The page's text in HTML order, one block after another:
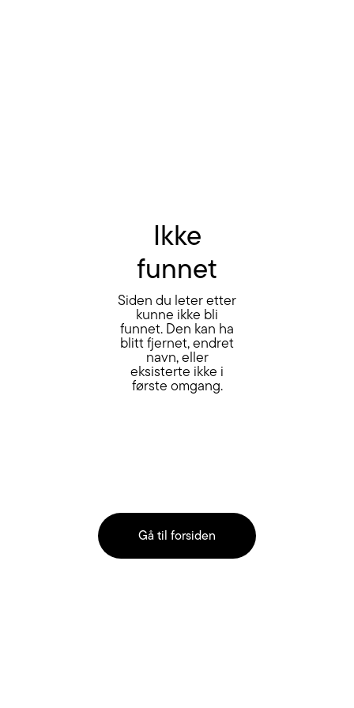
Ikke
funnet
Siden du leter etter
kunne ikke bli
funnet. Den kan ha
blitt fjernet, endret
navn, eller
eksisterte ikke i
første omgang.
Gå til forsiden